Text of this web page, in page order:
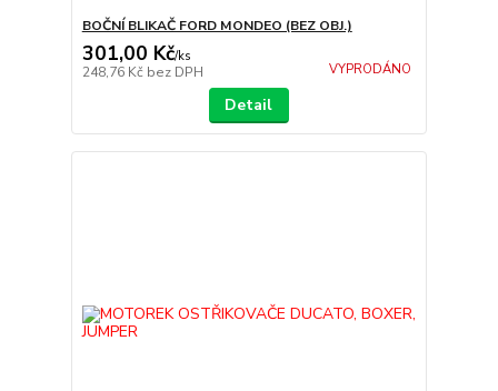
BOČNÍ BLIKAČ FORD MONDEO (BEZ OBJ.)
301,00 Kč/ks
248,76 Kč bez DPH VYPRODÁNO
Detail